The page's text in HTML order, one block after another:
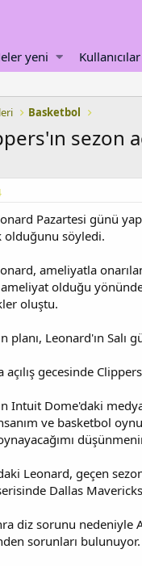
yeni Kullanıcılar
Basketbol
sezon
Pazartesi günü
olduğunu söyledi.
ameliyatla
olduğu
oluştu.
planı, Leonard'ın
açılış gecesinde
Intuit Dome'daki
ve basketbol
Leonard, geçen
Dallas
diz sorunu nedeniyle
sorunları bulunuyor.